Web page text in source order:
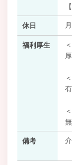
休日
福利厚生
備考